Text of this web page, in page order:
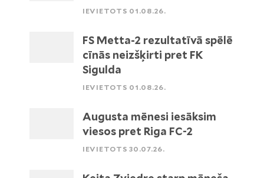
IEVIETOTS 01.08.26.
FS Metta-2 rezultatīvā spēlē
cīnās neizšķirti pret FK
Sigulda
IEVIETOTS 01.08.26.
Augusta mēnesi iesāksim
viesos pret Riga FC-2
IEVIETOTS 30.07.26.